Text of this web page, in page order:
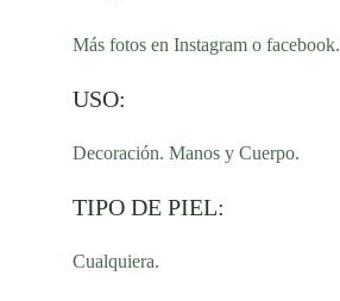
Más fotos en Instagram o facebook.
USO:
Decoración. Manos y Cuerpo.
TIPO DE PIEL:
Cualquiera.